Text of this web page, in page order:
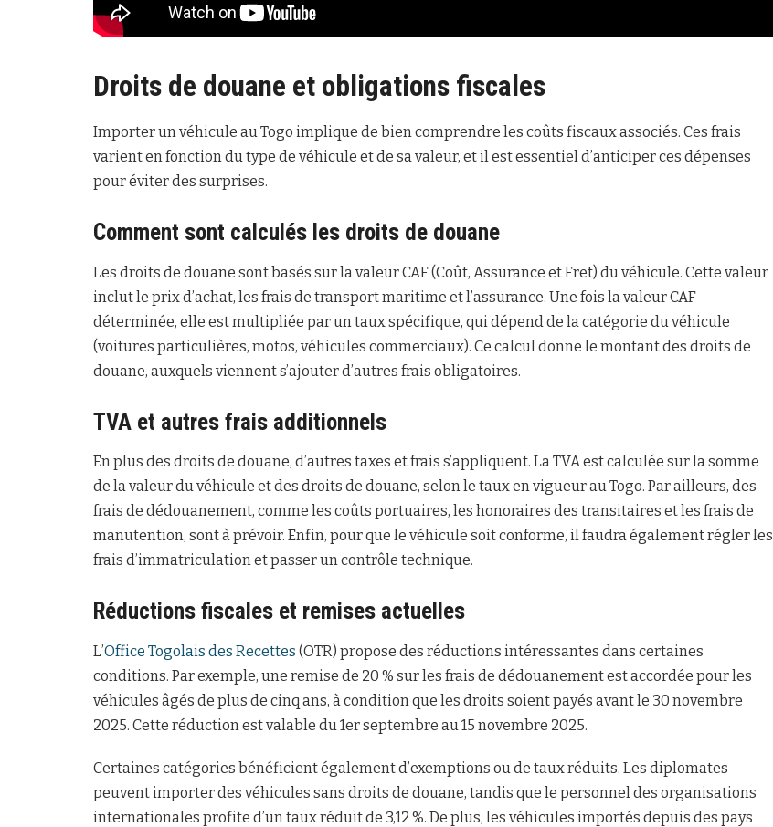
Droits de douane et obligations fiscales
Importer un véhicule au Togo implique de bien comprendre les coûts fiscaux associés. Ces frais
varient en fonction du type de véhicule et de sa valeur, et il est essentiel d’anticiper ces dépenses
pour éviter des surprises.
Comment sont calculés les droits de douane
Les droits de douane sont basés sur la valeur CAF (Coût, Assurance et Fret) du véhicule. Cette valeur
inclut le prix d’achat, les frais de transport maritime et l’assurance. Une fois la valeur CAF
déterminée, elle est multipliée par un taux spécifique, qui dépend de la catégorie du véhicule
(voitures particulières, motos, véhicules commerciaux). Ce calcul donne le montant des droits de
douane, auxquels viennent s’ajouter d’autres frais obligatoires.
TVA et autres frais additionnels
En plus des droits de douane, d’autres taxes et frais s’appliquent. La TVA est calculée sur la somme
de la valeur du véhicule et des droits de douane, selon le taux en vigueur au Togo. Par ailleurs, des
frais de dédouanement, comme les coûts portuaires, les honoraires des transitaires et les frais de
manutention, sont à prévoir. Enfin, pour que le véhicule soit conforme, il faudra également régler les
frais d’immatriculation et passer un contrôle technique.
Réductions fiscales et remises actuelles
L’Office Togolais des Recettes (OTR) propose des réductions intéressantes dans certaines
conditions. Par exemple, une remise de 20 % sur les frais de dédouanement est accordée pour les
véhicules âgés de plus de cinq ans, à condition que les droits soient payés avant le 30 novembre
2025. Cette réduction est valable du 1er septembre au 15 novembre 2025.
Certaines catégories bénéficient également d’exemptions ou de taux réduits. Les diplomates
peuvent importer des véhicules sans droits de douane, tandis que le personnel des organisations
internationales profite d’un taux réduit de 3,12 %. De plus, les véhicules importés depuis des pays